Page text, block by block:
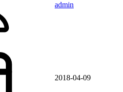
admin
2018-04-09